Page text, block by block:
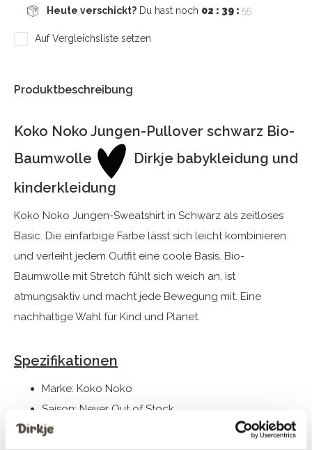
Heute verschickt?Du hast noch 02 : 39 : 54
Auf Vergleichsliste setzen
Produktbeschreibung
Koko Noko Jungen-Pullover schwarz Bio-
Baumwolle
Dirkje babykleidung und
kinderkleidung
Koko Noko Jungen-Sweatshirt in Schwarz als zeitloses
Basic. Die einfarbige Farbe lässt sich leicht kombinieren
und verleiht jedem Outfit eine coole Basis. Bio-
Baumwolle mit Stretch fühlt sich weich an, ist
atmungsaktiv und macht jede Bewegung mit. Eine
nachhaltige Wahl für Kind und Planet.
Spezifikationen
Marke: Koko Noko
Saison: Never Out of Stock
Thema: NOOS-BOYS